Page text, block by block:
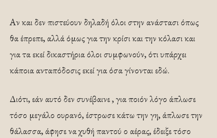
Αν και δεν πιστεύουν δηλαδή όλοι στην ανάστασι όπως
θα έπρεπε, αλλά όμως για την κρίσι και την κόλασι και
για τα εκεί δικαστήρια όλοι συμφωνούν, ότι υπάρχει
κάποια ανταπόδοσις εκεί για όσα γίνονται εδώ.
Διότι, εάν αυτό δεν συνέβαινε , για ποιόν λόγο άπλωσε
τόσο μεγάλο ουρανό, έστρωσε κάτω την γη, άπλωσε την
θάλασσα, άφησε να χυθή παντού ο αέρας, έδειξε τόσο